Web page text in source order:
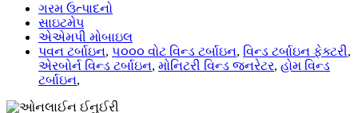
ગરમ ઉત્પાદનો
સાઇટમેપ
એએમપી મોબાઇલ
પવન ટર્બાઇન, ૫૦૦૦ વોટ વિન્ડ ટર્બાઇન, વિન્ડ ટર્બાઇન ફેક્ટરી,
એરબોર્ન વિન્ડ ટર્બાઇન, મોનિટરી વિન્ડ જનરેટર, હોમ વિન્ડ
ટર્બાઇન,